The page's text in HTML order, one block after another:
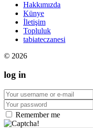
Hakkımızda
Künye
İletişim
Topluluk
tabiateczanesi
© 2026
log in
Remember me